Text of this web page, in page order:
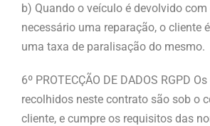
b) Quando o veículo é devolvido
necessário uma reparação, o cliente
uma taxa de paralisação do mesmo.
6º PROTECÇÃO DE DADOS RGPD
recolhidos neste contrato são sob o
cliente, e cumpre os requisitos das